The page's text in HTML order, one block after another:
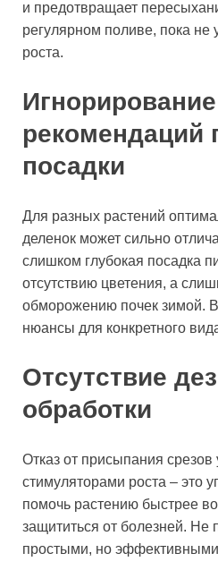
и предотвращает
регулярном поливе, пока не
роста.
Игнорирование
рекомендаций
посадки
Для разных растений
деленок может сильно
слишком глубокая посадка
отсутствию цветения, а
обморожению почек зимой.
нюансы для конкретного
Отсутствие
обработки
Отказ от присыпания срезов
стимуляторами роста – это
помочь растению быстрее
защититься от болезней. Не
простыми, но